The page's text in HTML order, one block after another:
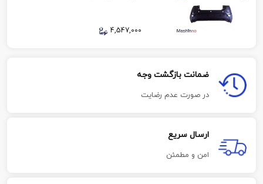
4,547,000
ضمانت بازگشت وجه
در صورت عدم رضایت
ارسال سریع
امن و مطمئن